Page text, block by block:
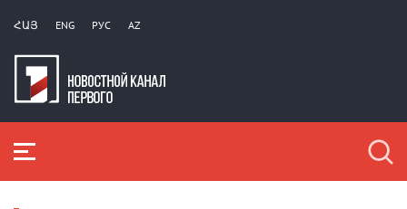
ՀԱՅ ENG РУС AZ